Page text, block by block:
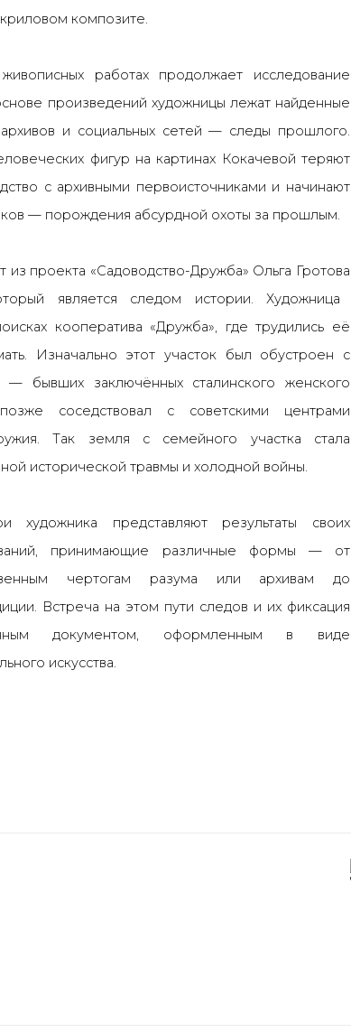
композите.
работах продолжает исследование
произведений художницы лежат найденные
и социальных сетей — следы прошлого.
фигур на картинах Кокачевой теряют
с архивными первоисточниками и начинают
— порождения абсурдной охоты за прошлым.
из проекта «Садоводство-Дружба» Ольга Гротова
является следом истории. Художница
кооператива «Дружба», где трудились её
Изначально этот участок был обустроен с
бывших заключённых сталинского женского
соседствовал с советскими центрами
Так земля с семейного участка стала
исторической травмы и холодной войны.
представляют результаты своих
принимающие различные формы — от
чертогам разума или архивам до
Встреча на этом пути следов и их фиксация
документом, оформленным в виде
искусства.